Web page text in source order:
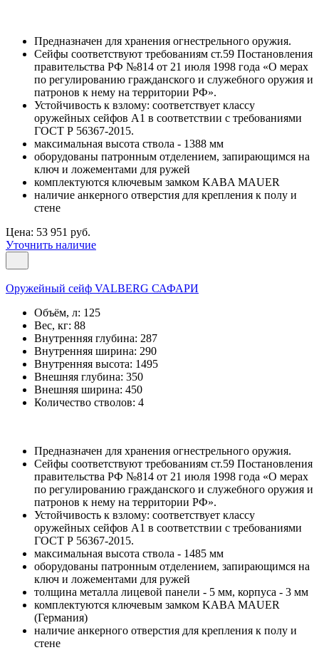
Предназначен для хранения огнестрельного оружия.
Сейфы соответствуют требованиям ст.59 Постановления
правительства РФ №814 от 21 июля 1998 года «О мерах
по регулированию гражданского и служебного оружия и
патронов к нему на территории РФ».
Устойчивость к взлому: соответствует классу
оружейных сейфов А1 в соответствии с требованиями
ГОСТ Р 56367-2015.
максимальная высота ствола - 1388 мм
оборудованы патронным отделением, запирающимся на
ключ и ложементами для ружей
комплектуются ключевым замком KABA MAUER
наличие анкерного отверстия для крепления к полу и
стене
Цена: 53 951 руб.
Уточнить наличие
Оружейный сейф VALBERG САФАРИ
Объём, л: 125
Вес, кг: 88
Внутренняя глубина: 287
Внутренняя ширина: 290
Внутренняя высота: 1495
Внешняя глубина: 350
Внешняя ширина: 450
Количество стволов: 4
Предназначен для хранения огнестрельного оружия.
Сейфы соответствуют требованиям ст.59 Постановления
правительства РФ №814 от 21 июля 1998 года «О мерах
по регулированию гражданского и служебного оружия и
патронов к нему на территории РФ».
Устойчивость к взлому: соответствует классу
оружейных сейфов А1 в соответствии с требованиями
ГОСТ Р 56367-2015.
максимальная высота ствола - 1485 мм
оборудованы патронным отделением, запирающимся на
ключ и ложементами для ружей
толщина металла лицевой панели - 5 мм, корпуса - 3 мм
комплектуются ключевым замком KABA MAUER
(Германия)
наличие анкерного отверстия для крепления к полу и
стене